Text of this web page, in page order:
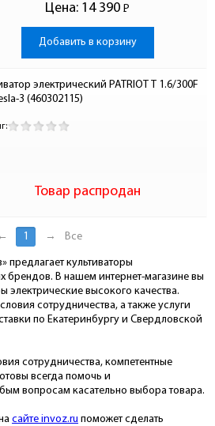
Цена: 14 390 Р
-
Добавить в корзину
электрический PATRIOT Т 1.6/300F
3 (460302115)
Товар распродан
← 1 → Все
предлагает культиваторы
брендов. В нашем интернет-магазине вы
электрические высокого качества.
сотрудничества, а также услуги
по Екатеринбургу и Свердловской
сотрудничества, компетентные
всегда помочь и
вопросам касательно выбора товара.
сайте invoz.ru поможет сделать